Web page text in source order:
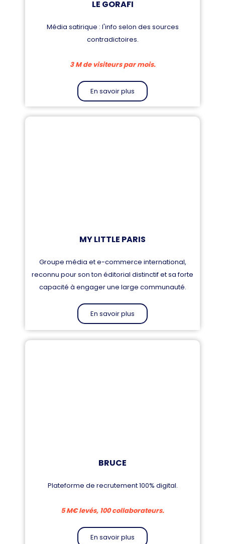
LE GORAFI
Média satirique : l'info selon des sources
contradictoires.
3 M de visiteurs par mois.
En savoir plus
MY LITTLE PARIS
Groupe média et e-commerce international,
reconnu pour son ton éditorial distinctif et sa forte
capacité à engager une large communauté.
En savoir plus
BRUCE
Plateforme de recrutement 100% digital.
5 M€ levés, 100 collaborateurs.
En savoir plus